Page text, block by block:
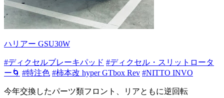
ハリアー GSU30W
#ディクセルブレーキパッド #ディクセル・スリットロータ
ー🌀 #特注色 #柿本改 hyper GTbox Rev #NITTO INVO
今年交換したパーツ類フロント、リアともに逆回転